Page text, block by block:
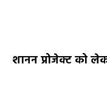
शानन प्रोजेक्ट को